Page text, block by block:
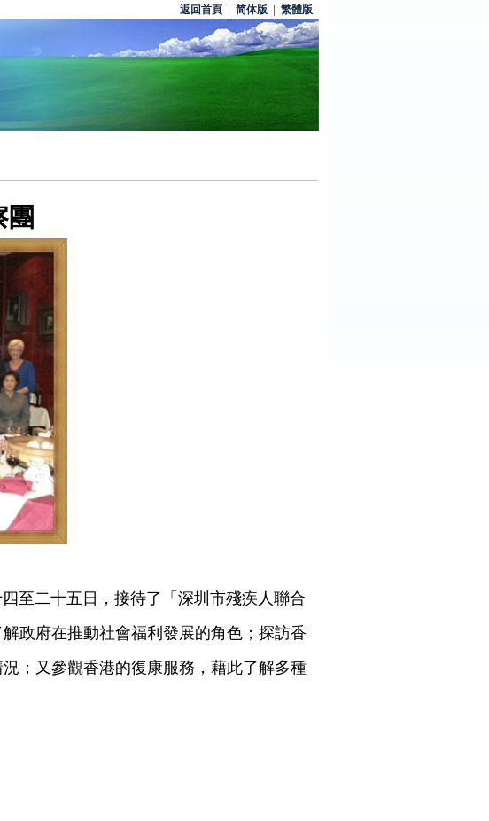
返回首頁 | 简体版 | 繁體版
團
至二十五日，接待了「深圳市殘疾人聯合
政府在推動社會福利發展的角色；探訪香
；又參觀香港的復康服務，藉此了解多種